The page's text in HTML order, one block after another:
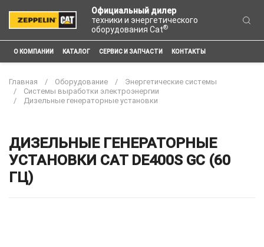
Официальный дилер
техники и энергетического
оборудования Cat®
О КОМПАНИИ КАТАЛОГ СЕРВИС И ЗАПЧАСТИ КОНТАКТЫ
Главная Оборудование
Энергетические системы
Системы выработки электроэнергии
Дизельные генераторные установки
ДИЗЕЛЬНЫЕ ГЕНЕРАТОРНЫЕ
УСТАНОВКИ CAT DE400S GC (60
ГЦ)